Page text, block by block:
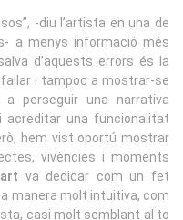
-diu l’artista en una de
a menys informació més
d’aquests errors és la
i tampoc a mostrar-se
a perseguir una narrativa
acreditar una funcionalitat
hem vist oportú mostrar
vivències i moments
va dedicar com un fet
manera molt intuitiva, com
casi molt semblant al to